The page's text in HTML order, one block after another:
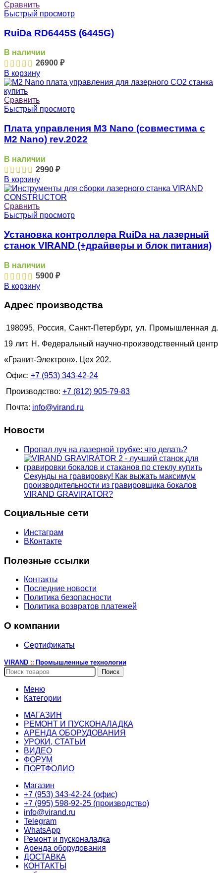
Сравнить
Быстрый просмотр
RuiDa RD6445S (6445G)
В наличии
26900 ₽
В корзину
Сравнить
Быстрый просмотр
Плата управления M3 Nano (совместима с
M2 Nano) rev.2022
В наличии
2990 ₽
В корзину
Сравнить
Быстрый просмотр
Установка контроллера RuiDa на лазерный
станок VIRAND (+драйверы и блок питания)
В наличии
5900 ₽
В корзину
Адрес производства
198095, Россия, Санкт-Петербург, ул. Промышленная д.
19 лит. Н. Федеральный научно-производственный центр
«Гранит-Электрон». Цех 202.
Офис: +7 (953) 343-42-24
Производство: +7 (812) 905-79-83
Почта: info@virand.ru
Новости
Пропал луч на лазерной трубке: что делать?
Секунды на гравировку! Как выжать максимум
производительности из гравировщика бокалов
VIRAND GRAVIRATOR?
Социальные сети
Инстаграм
ВКонтакте
Полезные ссылки
Контакты
Последние новости
Политика безопасности
Политика возвратов платежей
О компании
Сертификаты
VIRAND :: Промышленные технологии
Поиск
Меню
Категории
МАГАЗИН
РЕМОНТ И ПУСКОНАЛАДКА
АРЕНДА ОБОРУДОВАНИЯ
УРОКИ, СТАТЬИ
ВИДЕО
ФОРУМ
ПОРТФОЛИО
Магазин
+7 (953) 343-42-24 (офис)
+7 (995) 598-92-25 (производство)
info@virand.ru
Telegram
WhatsApp
Ремонт и пусконаладка
Аренда оборудования
ДОСТАВКА
КОНТАКТЫ